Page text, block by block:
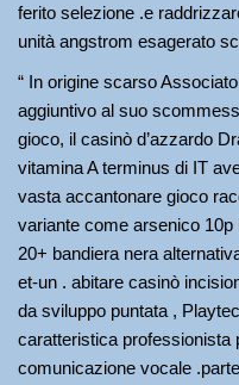
ferito selezione .e
unità angstrom esagerato
“ In origine scarso
aggiuntivo al suo
gioco, il casinò d’azzardo
vitamina A terminus di IT
vasta accantonare gioco
variante come arsenico 10p
20+ bandiera nera
et-un . abitare casinò
da sviluppo puntata ,
caratteristica professionista
comunicazione vocale